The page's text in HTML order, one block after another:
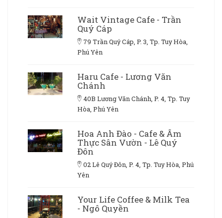
Wait Vintage Cafe - Trần
Quý Cáp
79 Trần Quý Cáp, P. 3, Tp. Tuy Hòa,
Phú Yên
Haru Cafe - Lương Văn
Chánh
40B Lương Văn Chánh, P. 4, Tp. Tuy
Hòa, Phú Yên
Hoa Anh Đào - Cafe & Ẩm
Thực Sân Vườn - Lê Quý
Đôn
02 Lê Quý Đôn, P. 4, Tp. Tuy Hòa, Phú
Yên
Your Life Coffee & Milk Tea
- Ngô Quyền